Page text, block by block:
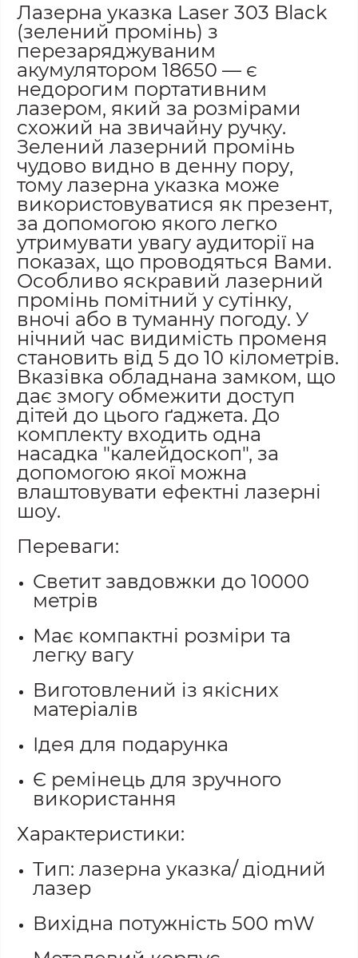
Лазерна указка Laser 303 Black
(зелений промінь) з
перезаряджуваним
акумулятором 18650 — є
недорогим портативним
лазером, який за розмірами
схожий на звичайну ручку.
Зелений лазерний промінь
чудово видно в денну пору,
тому лазерна указка може
використовуватися як презент,
за допомогою якого легко
утримувати увагу аудиторії на
показах, що проводяться Вами.
Особливо яскравий лазерний
промінь помітний у сутінку,
вночі або в туманну погоду. У
нічний час видимість променя
становить від 5 до 10 кілометрів.
Вказівка обладнана замком, що
дає змогу обмежити доступ
дітей до цього ґаджета. До
комплекту входить одна
насадка "калейдоскоп", за
допомогою якої можна
влаштовувати ефектні лазерні
шоу.
Переваги:
Светит завдовжки до 10000
метрів
Має компактні розміри та
легку вагу
Виготовлений із якісних
матеріалів
Ідея для подарунка
Є ремінець для зручного
використання
Характеристики:
Тип: лазерна указка/ діодний
лазер
Вихідна потужність 500 mW